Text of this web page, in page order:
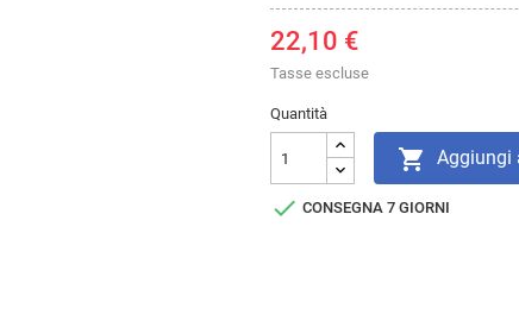
22,10 €
Tasse escluse
Quantità
 Aggiungi
 CONSEGNA 7 GIORNI